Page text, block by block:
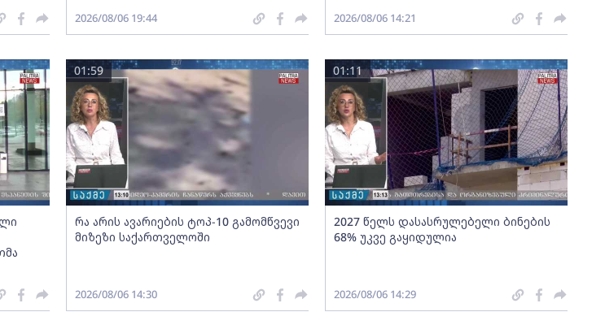
2026/08/06 19:44 2026/08/06 14:21
რა არის ავარიების ტოპ-10 გამომწვევი
მიზეზი საქართველოში
01:59
2026/08/06 14:30
2027 წელს დასასრულებელი ბინების
68% უკვე გაყიდულია
01:11
2026/08/06 14:29